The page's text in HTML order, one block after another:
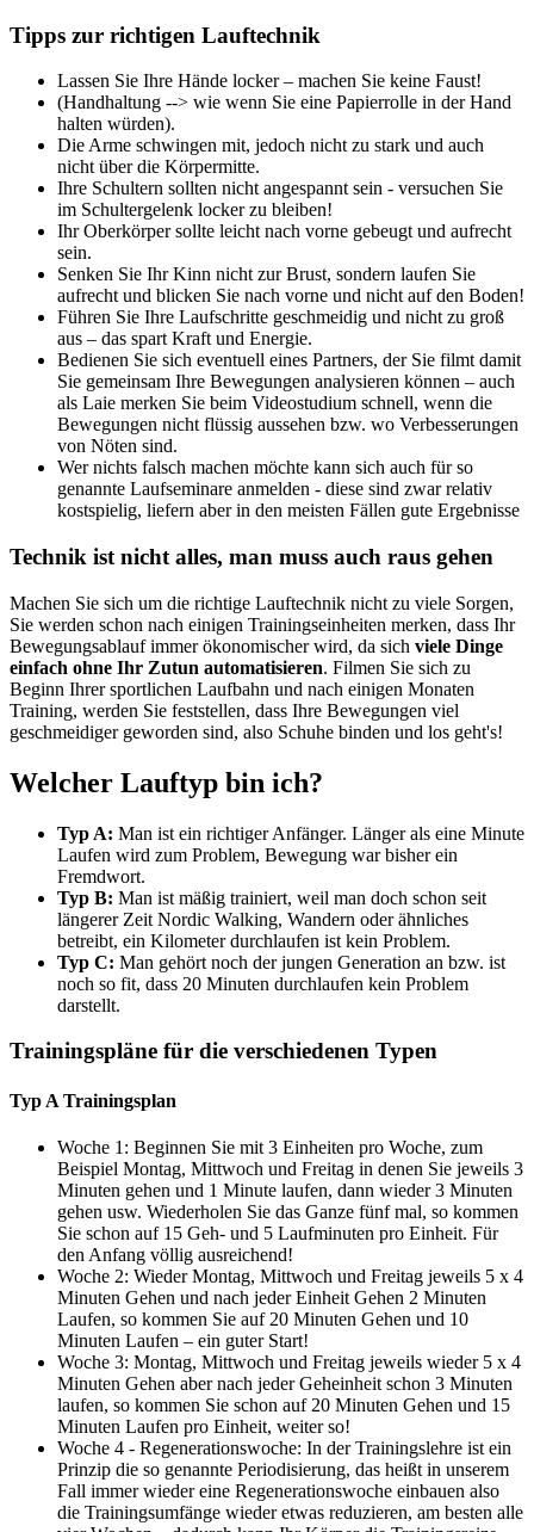
Tipps zur richtigen Lauftechnik
Lassen Sie Ihre Hände locker – machen Sie keine Faust!
(Handhaltung --> wie wenn Sie eine Papierrolle in der Hand
halten würden).
Die Arme schwingen mit, jedoch nicht zu stark und auch
nicht über die Körpermitte.
Ihre Schultern sollten nicht angespannt sein - versuchen Sie
im Schultergelenk locker zu bleiben!
Ihr Oberkörper sollte leicht nach vorne gebeugt und aufrecht
sein.
Senken Sie Ihr Kinn nicht zur Brust, sondern laufen Sie
aufrecht und blicken Sie nach vorne und nicht auf den Boden!
Führen Sie Ihre Laufschritte geschmeidig und nicht zu groß
aus – das spart Kraft und Energie.
Bedienen Sie sich eventuell eines Partners, der Sie filmt damit
Sie gemeinsam Ihre Bewegungen analysieren können – auch
als Laie merken Sie beim Videostudium schnell, wenn die
Bewegungen nicht flüssig aussehen bzw. wo Verbesserungen
von Nöten sind.
Wer nichts falsch machen möchte kann sich auch für so
genannte Laufseminare anmelden - diese sind zwar relativ
kostspielig, liefern aber in den meisten Fällen gute Ergebnisse
Technik ist nicht alles, man muss auch raus gehen
Machen Sie sich um die richtige Lauftechnik nicht zu viele Sorgen,
Sie werden schon nach einigen Trainingseinheiten merken, dass Ihr
Bewegungsablauf immer ökonomischer wird, da sich viele Dinge
einfach ohne Ihr Zutun automatisieren. Filmen Sie sich zu
Beginn Ihrer sportlichen Laufbahn und nach einigen Monaten
Training, werden Sie feststellen, dass Ihre Bewegungen viel
geschmeidiger geworden sind, also Schuhe binden und los geht's!
Welcher Lauftyp bin ich?
Typ A: Man ist ein richtiger Anfänger. Länger als eine Minute
Laufen wird zum Problem, Bewegung war bisher ein
Fremdwort.
Typ B: Man ist mäßig trainiert, weil man doch schon seit
längerer Zeit Nordic Walking, Wandern oder ähnliches
betreibt, ein Kilometer durchlaufen ist kein Problem.
Typ C: Man gehört noch der jungen Generation an bzw. ist
noch so fit, dass 20 Minuten durchlaufen kein Problem
darstellt.
Trainingspläne für die verschiedenen Typen
Typ A Trainingsplan
Woche 1: Beginnen Sie mit 3 Einheiten pro Woche, zum
Beispiel Montag, Mittwoch und Freitag in denen Sie jeweils 3
Minuten gehen und 1 Minute laufen, dann wieder 3 Minuten
gehen usw. Wiederholen Sie das Ganze fünf mal, so kommen
Sie schon auf 15 Geh- und 5 Laufminuten pro Einheit. Für
den Anfang völlig ausreichend!
Woche 2: Wieder Montag, Mittwoch und Freitag jeweils 5 x 4
Minuten Gehen und nach jeder Einheit Gehen 2 Minuten
Laufen, so kommen Sie auf 20 Minuten Gehen und 10
Minuten Laufen – ein guter Start!
Woche 3: Montag, Mittwoch und Freitag jeweils wieder 5 x 4
Minuten Gehen aber nach jeder Geheinheit schon 3 Minuten
laufen, so kommen Sie schon auf 20 Minuten Gehen und 15
Minuten Laufen pro Einheit, weiter so!
Woche 4 - Regenerationswoche: In der Trainingslehre ist ein
Prinzip die so genannte Periodisierung, das heißt in unserem
Fall immer wieder eine Regenerationswoche einbauen also
die Trainingsumfänge wieder etwas reduzieren, am besten alle